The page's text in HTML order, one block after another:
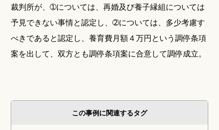
裁判所が、➀については、再婚及び養子縁組については
予見できない事情と認定し、➁については、多少考慮す
べきであると認定し、養育費月額４万円という調停条項
案を出して、双方とも調停条項案に合意して調停成立。
この事例に関連するタグ